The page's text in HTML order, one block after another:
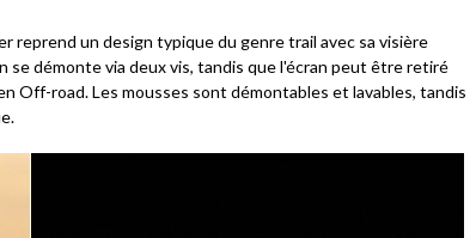
reprend un design typique du genre trail avec sa visière
démonte via deux vis, tandis que l'écran peut être retiré
Off-road. Les mousses sont démontables et lavables, tandis